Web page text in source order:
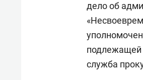
дело об
подлежащей
служба